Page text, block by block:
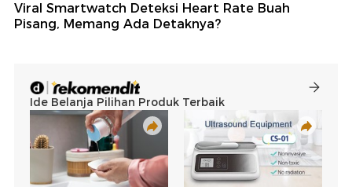
Viral Smartwatch Deteksi Heart Rate Buah
Pisang, Memang Ada Detaknya?